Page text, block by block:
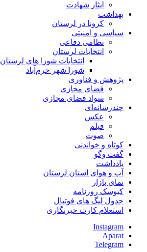
ایثار شهادت
بهداشت
کرونا در لرستان
سیاسی و امنیتی
نظامی دفاعی
انتخابات لرستان
انتخابات شورا های لرستان
شورا شهر خرم‌آباد
پژوهش و فناوری
فضای مجازی
سواد فضای مجازی
چندرسانه‌ای
عكس
فیلم
صوت
کوتاه و خواندنی
گفت وگو
یادداشت
آب و هوای استان لرستان
نمای بازار
کیوسک روزنامه
جدول لیگ های فوتبال
استعلام کارت خبرنگاری
Instagram
Aparat
Telegram